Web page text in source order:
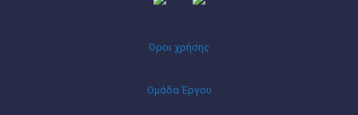
Όροι χρήσης
Ομάδα Έργου